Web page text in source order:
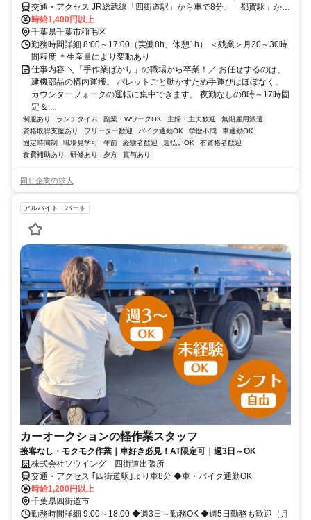
交通・アクセス JR総武線「四街道駅」から車で8分、「都賀駅」から
車で10分
時給1,400円以上
千葉県千葉市稲毛区
勤務時間詳細 8:00～17:00（実働8h、休憩1h） ＜残業＞月20～30時
間程度 ＊生産量により変動あり
仕事内容 ＼「手作業ばかり」の職場から卒業！／ お任せするのは、
建機部品の構内運搬。 パレットごと動かすため手運びはほぼなく、
カウンターフォークの運転に集中できます。 夜勤なしの8時～17時固
定＆...
制服あり ランチタイム 副業・WワークOK 主婦・主夫歓迎
無期雇用派遣
資格取得支援あり
フリーター歓迎 バイク通勤OK 学歴不問
車通勤OK
固定時間制
職場見学可 午前 経験者歓迎 週払いOK
有資格者歓迎
食費補助あり
研修あり 夕方 賞与あり
同じ企業の求人
アルバイト・パート
カーオークションの軽作業スタッフ
接客なし・モクモク作業｜車好き必見！AT限定可｜週3日～OK
株式会社ソウイング 四街道出張所
交通・アクセス ｢四街道駅｣より車8分 ◆車・バイク通勤OK
時給1,200円以上
千葉県四街道市
勤務時間詳細 9:00～18:00 ◆週3日～勤務OK ◆週5日勤務も歓迎（月